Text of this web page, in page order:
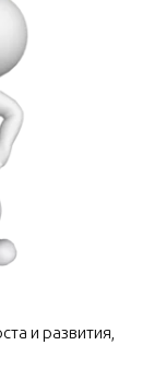
и развития,